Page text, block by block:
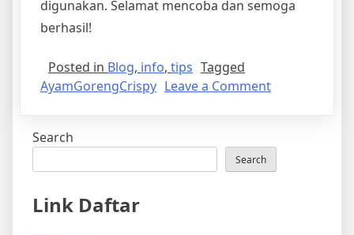
digunakan. Selamat mencoba dan semoga
berhasil!
Posted in Blog, info, tips Tagged
AyamGorengCrispy Leave a Commenton
Search
Search
Link Daftar